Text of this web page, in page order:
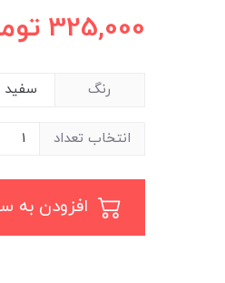
325,000
رنگ
انتخاب تعداد